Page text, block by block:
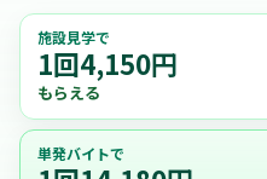
施設見学で
1回4,150円
もらえる
単発バイトで